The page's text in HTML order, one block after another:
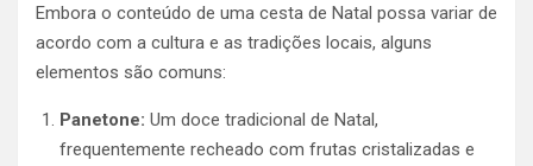
Embora o conteúdo de uma cesta de Natal possa variar de
acordo com a cultura e as tradições locais, alguns
elementos são comuns:
Panetone: Um doce tradicional de Natal,
frequentemente recheado com frutas cristalizadas e